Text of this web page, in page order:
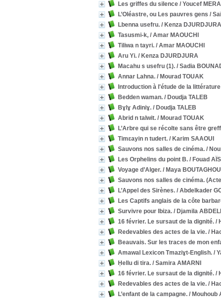
Les griffes du silence / Youcef
L’Oléastre, ou Les pauvres gens /
Lbenna usefru. / Kenza DJURDJURA
Tasusmi-k, / Amar MAOUCHI
Tiliwa n tayri. / Amar MAOUCHI
Aru Yi. / Kenza DJURDJURA
Macahu s usefru (1). / Sadia
Annar Lahna. / Mourad TOUAK
Introduction à l'étude de la
Bedden waman. / Doudja TALEB
Bɣlɣ Adiniɣ. / Doudja TALEB
Abrid n talwit. / Mourad TOUAK
L’Arbre qui se récolte sans être
Timɛayin n tudert. / Karim SAAOUI
Sauvons nos salles de cinéma. /
Les Orphelins du point B. / Fouad
Voyage d’Alger. / Maya BOUTAGHOU
Sauvons nos salles de cinéma.
L’Appel des Sirènes. / Abdelkader
Les Captifs anglais de la côte
Survivre pour Ibiza. / Djamila
16 février. Le sursaut de la dignité. /
Redevables des actes de la vie. /
Beauvais. Sur les traces de mon
Amawal Lexicon Tmaziɣt-English. /
Ḥellu di tira. / Samira AMARNI
16 février. Le sursaut de la dignité. /
Redevables des actes de la vie. /
L’enfant de la campagne. / Mouhoub